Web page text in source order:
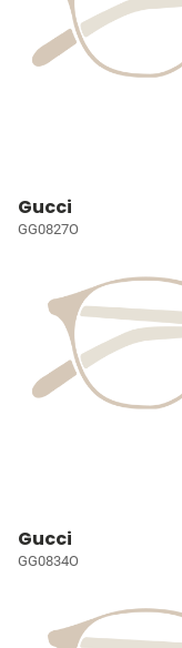
Gucci
GG0827O
Gucci
GG0834O